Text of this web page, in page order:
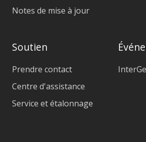
Notes de mise à jour
Soutien
Prendre contact
Centre d'assistance
Service et étalonnage